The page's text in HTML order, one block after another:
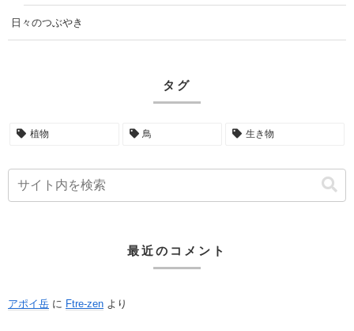
日々のつぶやき
タグ
植物 鳥 生き物
最近のコメント
アポイ岳 に Ftre-zen より